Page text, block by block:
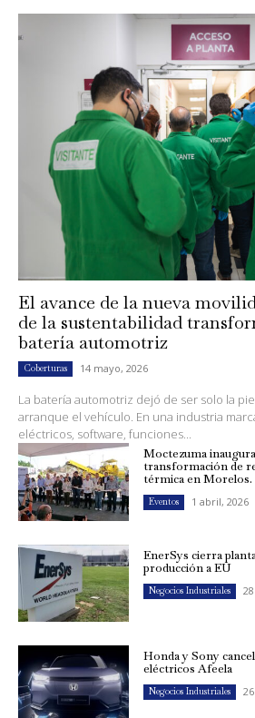
El avance de la nueva
de la sustentabilidad
batería automotriz
Coberturas 14 mayo, 2026
La batería automotriz dejó de ser solo la
arranque el vehículo. En una industria
eléctricos, software, funciones...
Moctezuma
transformación de
térmica en Morelos.
Eventos 1 abril, 2026
EnerSys cierra
producción a EU
Negocios Industriales
Honda y Sony
eléctricos Afeela
Negocios Industriales